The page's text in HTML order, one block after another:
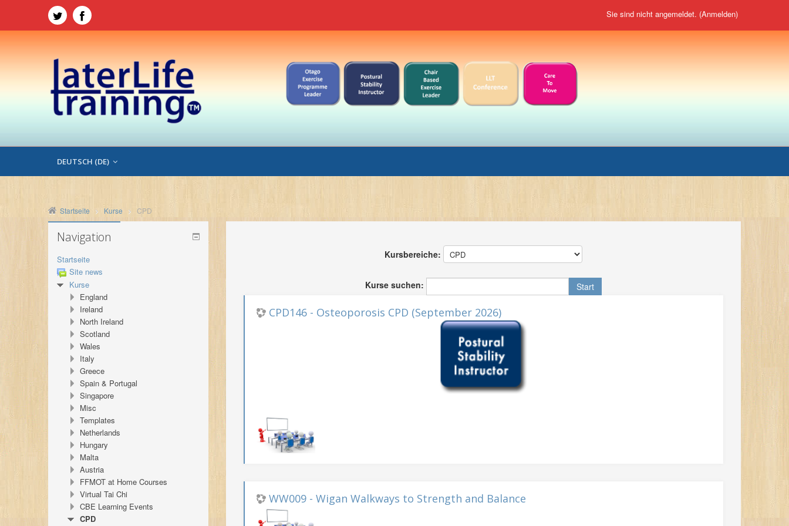
Sie sind nicht angemeldet. (Anmelden)
DEUTSCH ‎(DE)‎
Startseite Kurse CPD
Kursbereiche:
Kurse suchen:
CPD146 - Osteoporosis CPD (September 2026)
WW009 - Wigan Walkways to Strength and Balance
Navigation
Startseite
Site news
Kurse
England
Ireland
North Ireland
Scotland
Wales
Italy
Greece
Spain & Portugal
Singapore
Misc
Templates
Netherlands
Hungary
Malta
Austria
FFMOT at Home Courses
Virtual Tai Chi
CBE Learning Events
CPD